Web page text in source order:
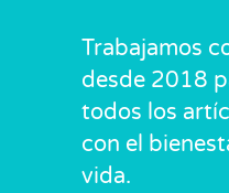
Trabajamos
desde 2018
todos los
con el
vida.